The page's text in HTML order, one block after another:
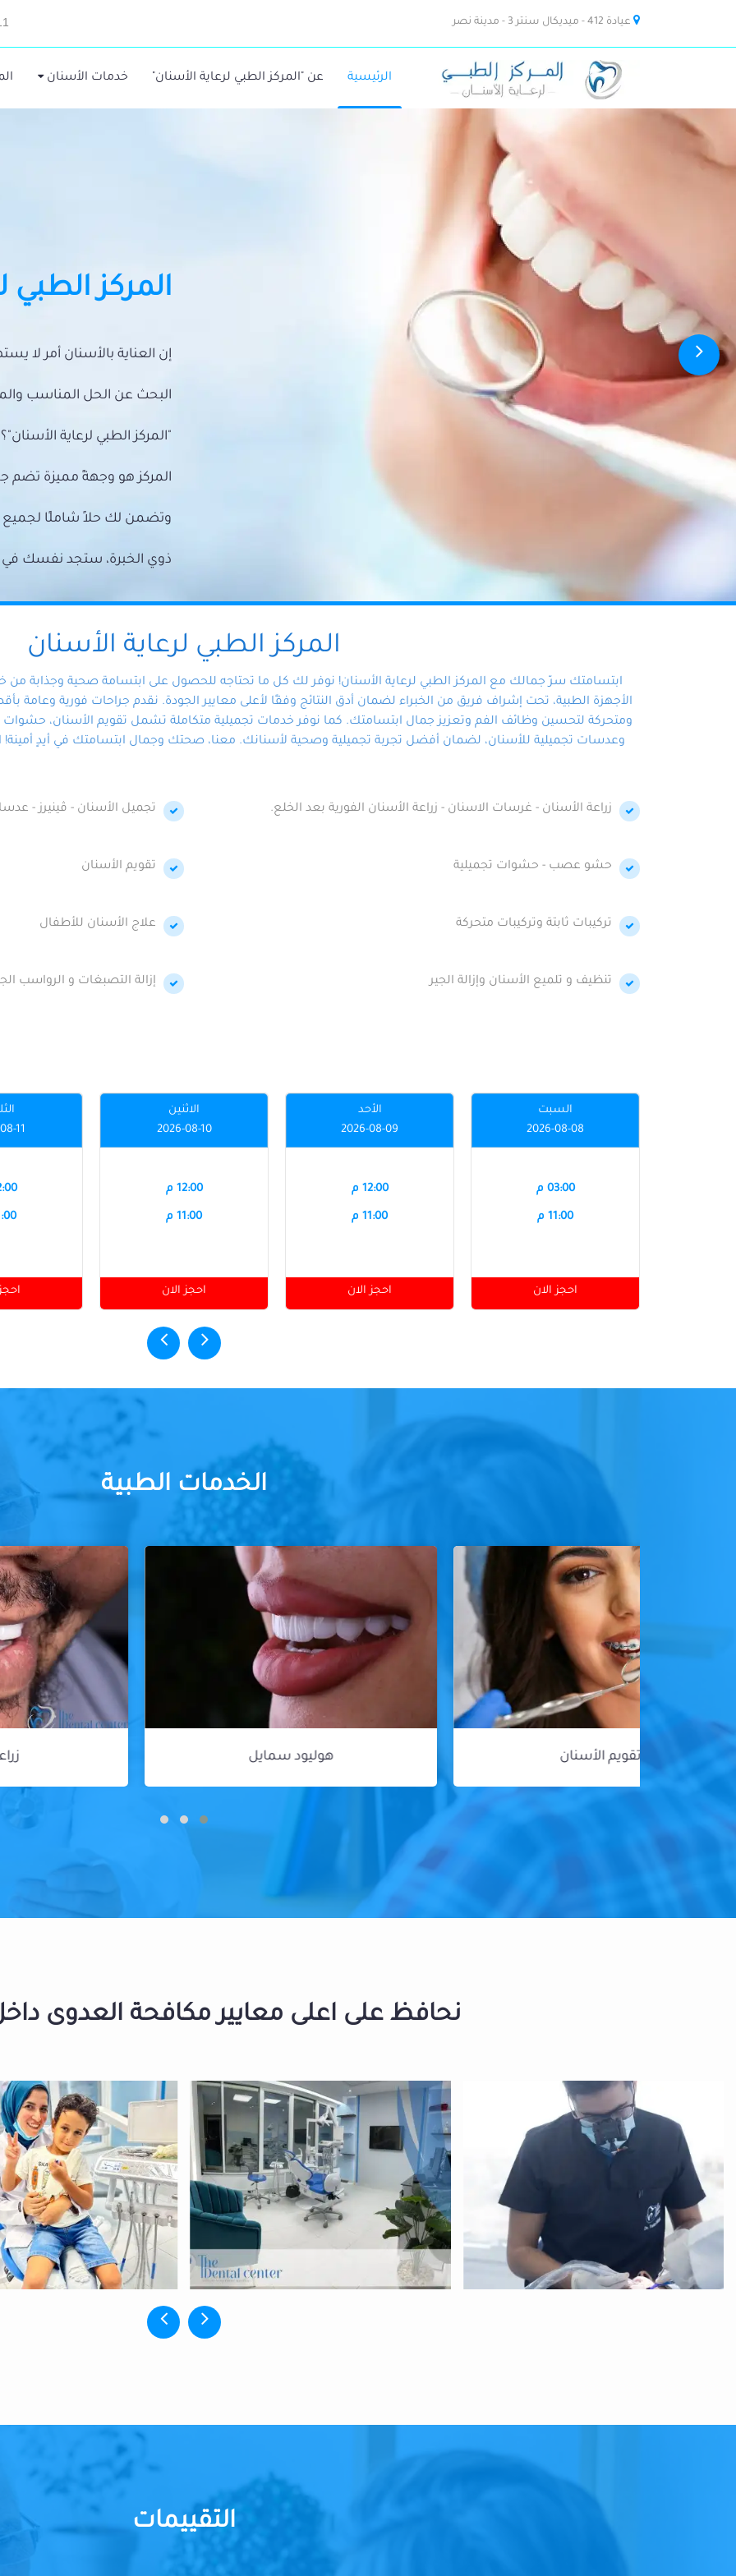
عيادة 412 - ميديكال سنتر 3 - مدينة نصر
الرئيسية عن "المركز الطبي لرعاية الأسنان" خدمات الأسنان
المركز الطبي
إن العناية بالأسنان أمر لا
البحث عن الحل المناسب
"المركز الطبي لرعاية الأسنان"؟
المركز هو وجهةً مميزة تضم
وتضمن لك حلاً شاملًا
ذوي الخبرة، ستجد نفسك في
المركز الطبي لرعاية الأسنان
ابتسامتك سرّ جمالك مع المركز الطبي لرعاية الأسنان! نوفر لك كل ما تحتاجه للحصول على ابتسامة صحية وجذابة
الأجهزة الطبية، تحت إشراف فريق من الخبراء لضمان أدق النتائج وفقًا لأعلى معايير الجودة. نقدم جراحات فورية وعامة
ومتحركة لتحسين وظائف الفم وتعزيز جمال ابتسامتك. كما نوفر خدمات تجميلية متكاملة تشمل تقويم الأسنان، حشوات
وعدسات تجميلية للأسنان، لضمان أفضل تجربة تجميلية وصحية لأسنانك. معنا، صحتك وجمال ابتسامتك في أيدٍ أمينة!
زراعة الأسنان - غرسات الاسنان - زراعة الأسنان الفورية بعد الخلع. تجميل الأسنان - ڤينيرز -
حشو عصب - حشوات تجميلية تقويم الأسنان
تركيبات ثابتة وتركيبات متحركة علاج الأسنان للأطفال
تنظيف و تلميع الأسنان وإزالة الجير إزالة التصبغات و الرواسب
السبت
2026-08-08
03:00 م
11:00 م
احجز الان
الأحد
2026-08-09
12:00 م
11:00 م
احجز الان
الاثنين
2026-08-10
12:00 م
11:00 م
احجز الان
11
الخدمات الطبية
نحافظ على اعلى معايير مكافحة العدوى
التقييمات